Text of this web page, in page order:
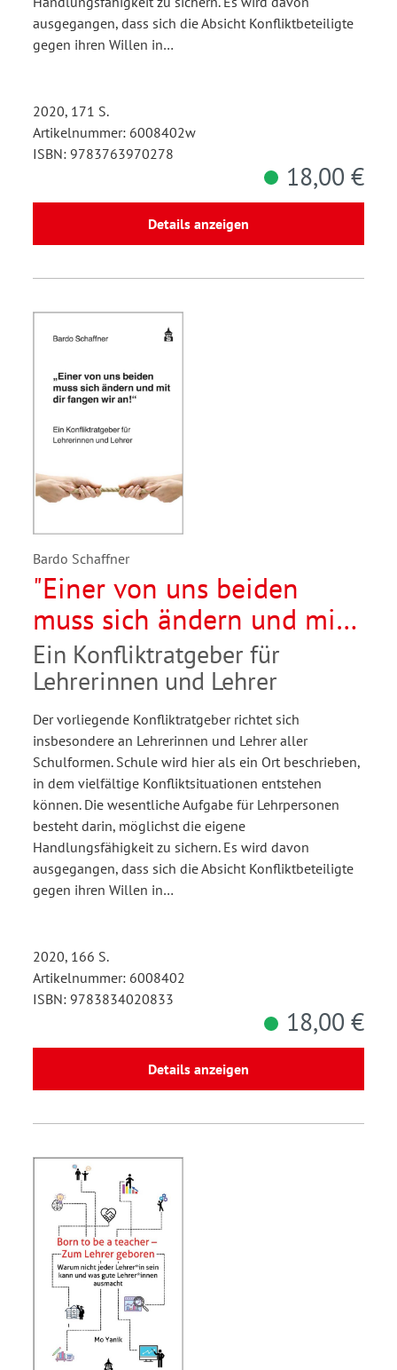
ausgegangen, dass sich die Absicht Konfliktbeteiligte
gegen ihren Willen in…
2020, 171 S.
Artikelnummer: 6008402w
ISBN: 9783763970278
18,00 €
Details anzeigen
Bardo Schaffner
"Einer von uns beiden
muss sich ändern und mit
dir fangen wir an"
Ein Konfliktratgeber für
Lehrerinnen und Lehrer
Der vorliegende Konfliktratgeber richtet sich
insbesondere an Lehrerinnen und Lehrer aller
Schulformen. Schule wird hier als ein Ort beschrieben,
in dem vielfältige Konfliktsituationen entstehen
können. Die wesentliche Aufgabe für Lehrpersonen
besteht darin, möglichst die eigene
Handlungsfähigkeit zu sichern. Es wird davon
ausgegangen, dass sich die Absicht Konfliktbeteiligte
gegen ihren Willen in…
2020, 166 S.
Artikelnummer: 6008402
ISBN: 9783834020833
18,00 €
Details anzeigen